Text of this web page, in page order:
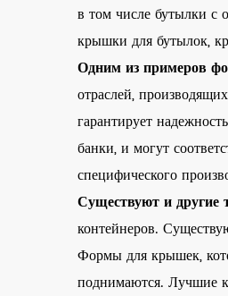
в том числе бутылки с
крышки для бутылок,
Одним из примеров
отраслей,
гарантирует
банки, и могут
специфического
Существуют и
контейнеров.
Формы для крышек,
поднимаются. Лучшие